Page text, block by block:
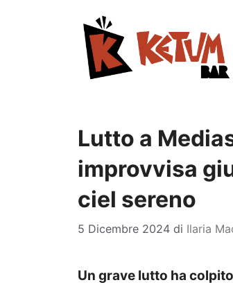
Lutto a
improvvisa
ciel sereno
5 Dicembre 2024 di Ilaria
Un grave lutto ha